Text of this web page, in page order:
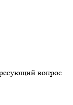
вопрос